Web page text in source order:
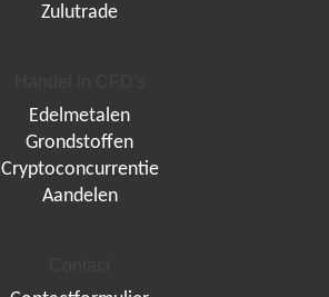
Zulutrade
Edelmetalen
Grondstoffen
Cryptoconcurrentie
Aandelen